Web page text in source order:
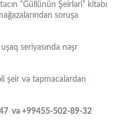
“Güllünün Şeirləri” kitabı
soruşa
uşaq seriyasında nəşr
şeir və tapmacalardan
və +99455-502-89-32